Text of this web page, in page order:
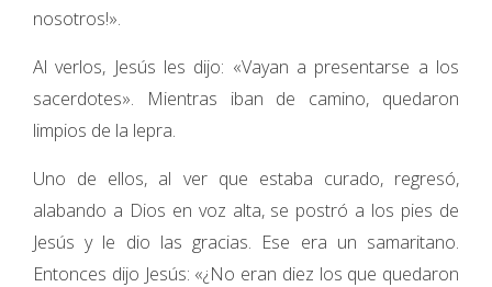
nosotros!».
Al verlos, Jesús les dijo: «Vayan a presentarse a los
sacerdotes». Mientras iban de camino, quedaron
limpios de la lepra.
Uno de ellos, al ver que estaba curado, regresó,
alabando a Dios en voz alta, se postró a los pies de
Jesús y le dio las gracias. Ese era un samaritano.
Entonces dijo Jesús: «¿No eran diez los que quedaron